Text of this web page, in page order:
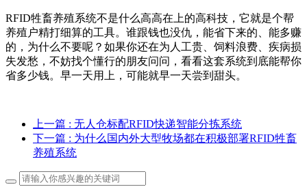
RFID牲畜养殖系统不是什么高高在上的高科技，它就是个帮
养殖户精打细算的工具。谁跟钱也没仇，能省下来的、能多赚
的，为什么不要呢？如果你还在为人工贵、饲料浪费、疾病损
失发愁，不妨找个懂行的朋友问问，看看这套系统到底能帮你
省多少钱。早一天用上，可能就早一天尝到甜头。
上一篇 : 无人仓标配RFID快递智能分拣系统
下一篇 : 为什么国内外大型牧场都在积极部署RFID牲畜
养殖系统